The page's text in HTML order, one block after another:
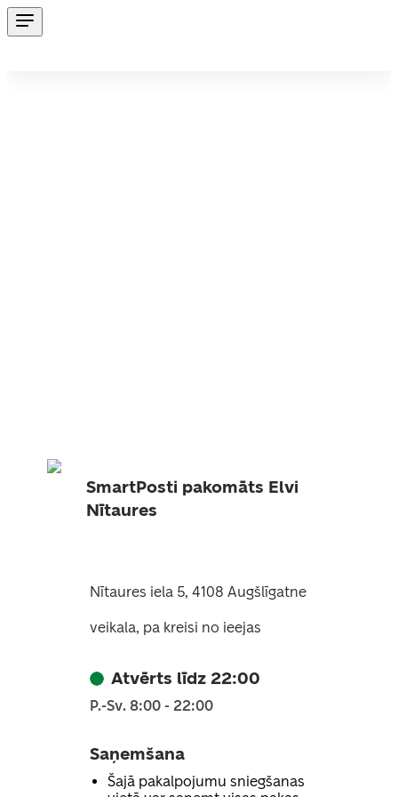
SmartPosti pakomāts Elvi
Nītaures
Nītaures iela 5, 4108 Augšlīgatne
veikala, pa kreisi no ieejas
Atvērts līdz 22:00
P.-Sv. 8:00 - 22:00
Saņemšana
Šajā pakalpojumu sniegšanas